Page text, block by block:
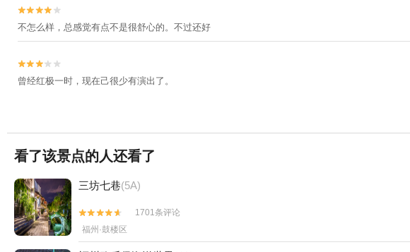


不怎么样，总感觉有点不是很舒心的。不过还好


曾经红极一时，现在己很少有演出了。
看了该景点的人还看了
三坊七巷(5A)


1701条评论
福州·鼓楼区